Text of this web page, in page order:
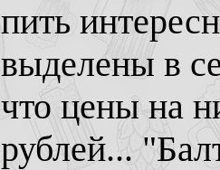
пить
выделены в
что цены на
рублей...